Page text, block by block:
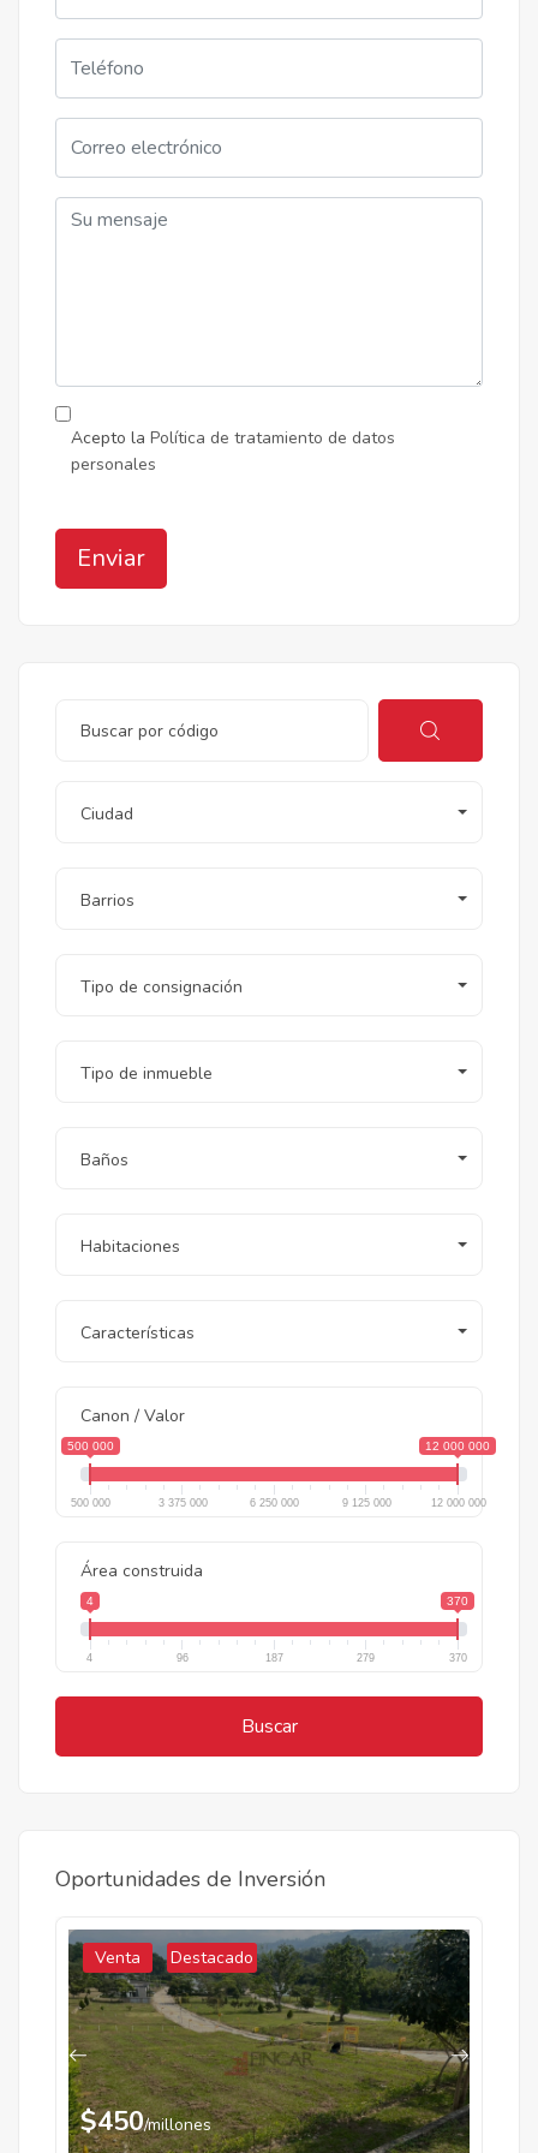
Acepto la Política de tratamiento de datos
personales
Enviar
Ciudad
Barrios
Tipo de consignación
Tipo de inmueble
Baños
Habitaciones
Características
Canon / Valor
500 000 12 000 000
500 000 3 375 000 6 250 000 9 125 000 12 000 000
Área construida
4 370
4 96 187 279 370
Buscar
Oportunidades de Inversión
Venta Destacado
$450/millones